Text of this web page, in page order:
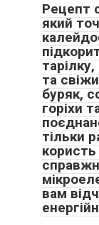
Рецепт
який
та
буряк,
горіхи
тільки
вам